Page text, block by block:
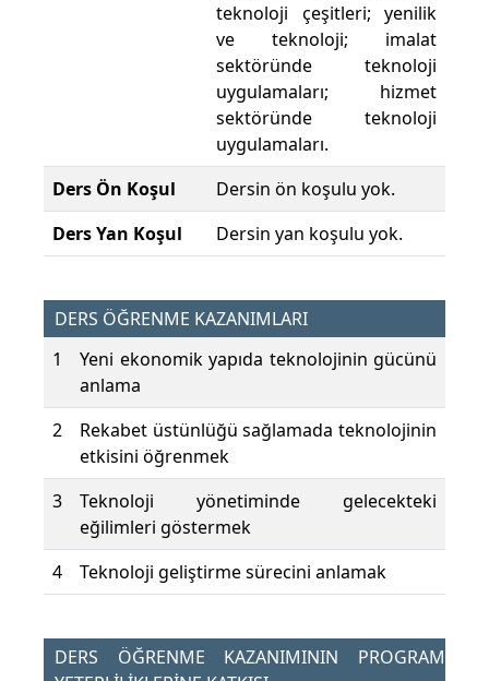
teknoloji çeşitleri; yenilik
ve teknoloji; imalat
sektöründe teknoloji
uygulamaları; hizmet
sektöründe teknoloji
uygulamaları.
Ders Ön Koşul
Dersin ön koşulu yok.
Ders Yan Koşul
Dersin yan koşulu yok.
DERS ÖĞRENME KAZANIMLARI
1
Yeni ekonomik yapıda teknolojinin gücünü
anlama
2
Rekabet üstünlüğü sağlamada teknolojinin
etkisini öğrenmek
3
Teknoloji yönetiminde gelecekteki
eğilimleri göstermek
4
Teknoloji geliştirme sürecini anlamak
DERS ÖĞRENME KAZANIMININ PROGRAM